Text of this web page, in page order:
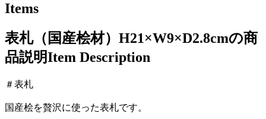
Items
表札（国産桧材）H21×W9×D2.8cmの商
品説明Item Description
＃表札
国産桧を贅沢に使った表札です。